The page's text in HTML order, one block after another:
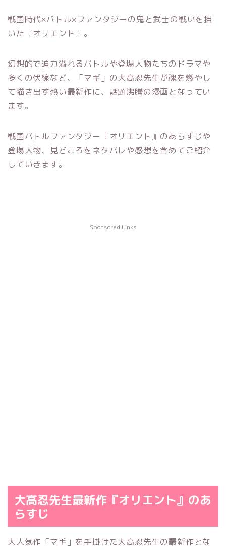
戦国時代×バトル×ファンタジーの鬼と武士の戦いを描
いた『オリエント』。
幻想的で迫力溢れるバトルや登場人物たちのドラマや
多くの伏線など、「マギ」の大高忍先生が魂を燃やし
て描き出す熱い最新作に、話題沸騰の漫画となってい
ます。
戦国バトルファンタジー『オリエント』のあらすじや
登場人物、見どころをネタバレや感想を含めてご紹介
していきます。
Sponsored Links
大高忍先生最新作『オリエント』のあ
らすじ
大人気作「マギ」を手掛けた大高忍先生の最新作とな